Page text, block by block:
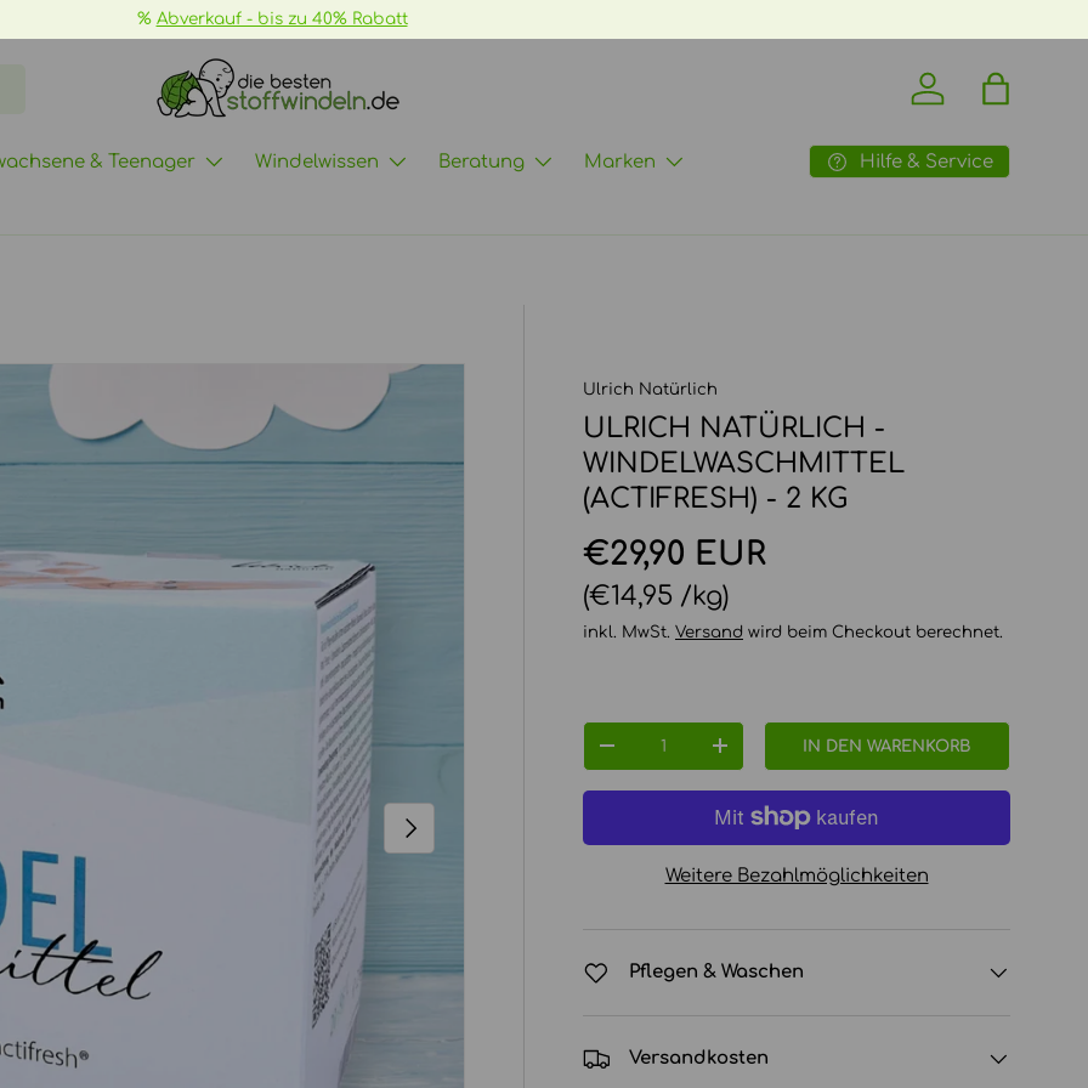
GRATIS Versand ab 70€ -> mehr Infos
Einloggen
& Teenager Windelwissen Beratung Marken Hilfe & Service
NÄCHSTE
Ulrich Natürlich
ULRICH NATÜRLICH -
WINDELWASCHMITTEL
(ACTIFRESH) - 2 KG
Normaler Preis
€29,90 EUR
Grundpreis
€14,95 /kg
inkl. MwSt. Versand wird beim Checkout berechnet.
MENGE VERRINGERNMENGE ERHÖHENIN DEN WARENKORB
Weitere Bezahlmöglichkeiten
Pflegen & Waschen
Versandkosten